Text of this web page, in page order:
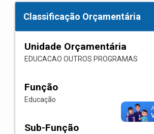
Classificação Orçamentária
Unidade Orçamentária
EDUCACAO OUTROS PROGRAMAS
Função
Educação
Sub-Função